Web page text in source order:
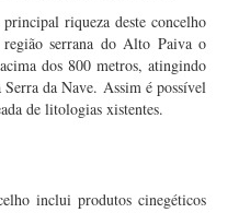
riqueza deste concelho
serrana do Alto Paiva o
dos 800 metros, atingindo
da Nave. Assim é possível
de litologias xistentes.
inclui produtos cinegéticos